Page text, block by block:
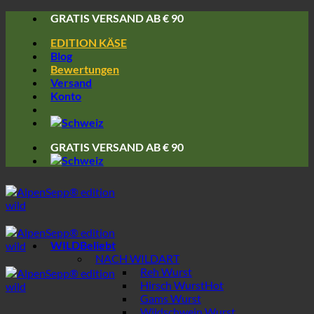
content
GRATIS VERSAND AB € 90
EDITION KÄSE
Blog
Bewertungen
Versand
Konto
GRATIS VERSAND AB € 90
WILD
NACH WILDART
Reh Wurst
Hirsch Wurst
Gams Wurst